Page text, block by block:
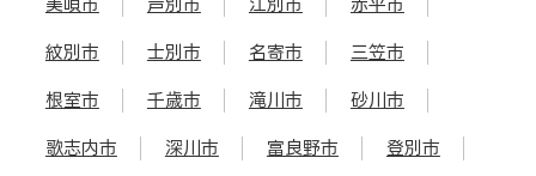
美唄市 芦別市 江別市 赤平市
紋別市 士別市 名寄市 三笠市
根室市 千歳市 滝川市 砂川市
歌志内市 深川市 富良野市 登別市